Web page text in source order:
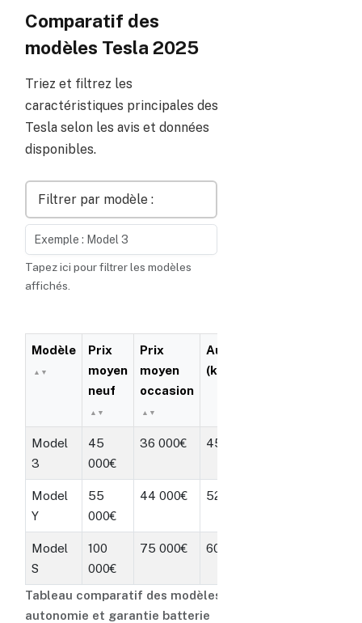
Comparatif des
modèles Tesla 2025
Triez et filtrez les
caractéristiques principales des
Tesla selon les avis et données
disponibles.
Filtrer par modèle :
Tapez ici pour filtrer les modèles
affichés.
Tableau comparatif des modèles Tesla avec prix,
autonomie et garantie batterie
Modèle
Prix
moyen
neuf
Prix
moyen
occasion
Autonomie
(km)
Model
3
45
000€
36 000€ 450
Model
Y
55
000€
44 000€ 520
Model
S
100
000€
75 000€ 600